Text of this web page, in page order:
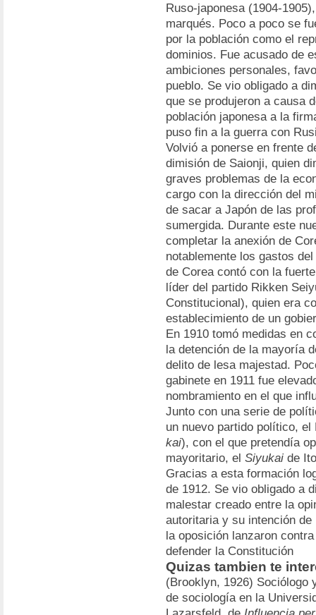
Ruso-japonesa (1904-
marqués. Poco a poco se
por la población como el
dominios. Fue acusado de
ambiciones personales,
pueblo. Se vio obligado a
que se produjeron a causa
población japonesa a la
puso fin a la guerra con
Volvió a ponerse en frente
dimisión de Saionji, quien
graves problemas de la
cargo con la dirección del
de sacar a Japón de las
sumergida. Durante este
completar la anexión de
notablemente los gastos
de Corea contó con la
líder del partido Rikken
Constitucional), quien era
establecimiento de un
En 1910 tomó medidas en
la detención de la mayoría
delito de lesa majestad.
gabinete en 1911 fue
nombramiento en el que
Junto con una serie de
un nuevo partido político,
kai), con el que pretendía
mayoritario, el Siyukai de
Gracias a esta formación
de 1912. Se vio obligado a
malestar creado entre la
autoritaria y su intención
la oposición lanzaron
defender la Constitución
Quizas tambien te
(Brooklyn, 1926) Sociólogo
de sociología en la